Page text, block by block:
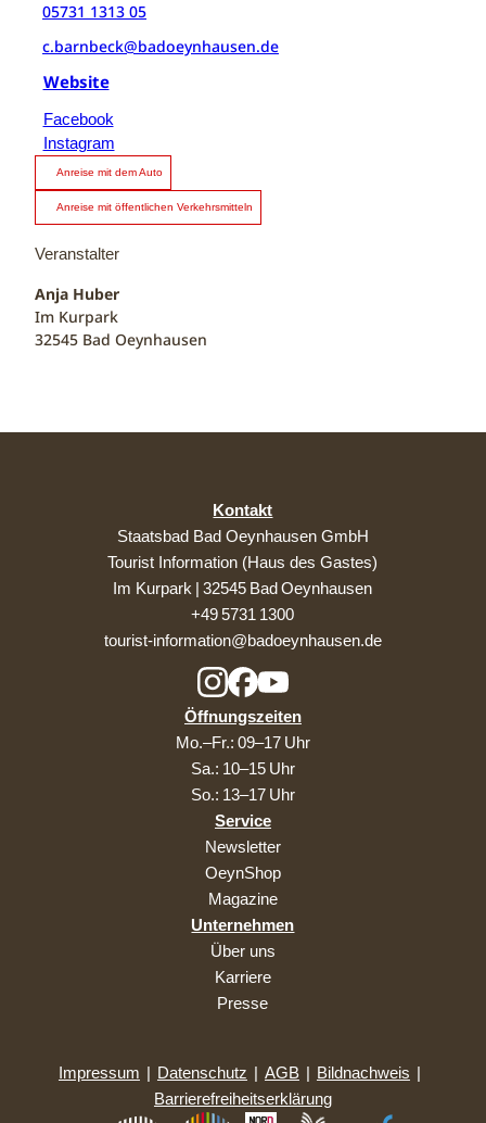
05731 1313 05
c.barnbeck@badoeynhausen.de
Website
Facebook
Instagram
Anreise mit dem Auto
Anreise mit öffentlichen Verkehrsmitteln
Veranstalter
Anja Huber
Im Kurpark
32545 Bad Oeynhausen
Kontakt
Staatsbad Bad Oeynhausen GmbH
Tourist Information (Haus des Gastes)
Im Kurpark | 32545 Bad Oeynhausen
+49 5731 1300
tourist-information@badoeynhausen.de
Öffnungszeiten
Mo.–Fr.: 09–17 Uhr
Sa.: 10–15 Uhr
So.: 13–17 Uhr
Service
Newsletter
OeynShop
Magazine
Unternehmen
Über uns
Karriere
Presse
Impressum | Datenschutz | AGB | Bildnachweis |
Barrierefreiheitserklärung